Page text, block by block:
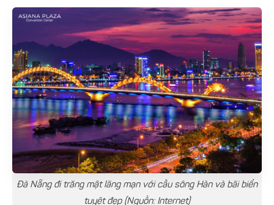
Đà Nẵng đi trăng mật lãng mạn với cầu sông Hàn và bãi biển
tuyệt đẹp (Nguồn: Internet)